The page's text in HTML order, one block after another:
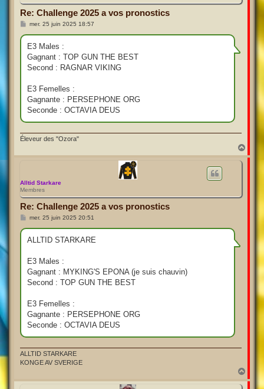
Re: Challenge 2025 a vos pronostics
M
s
s
g
e
mer. 25 juin 2025 18:57
E3 Males :
Gagnant : TOP GUN THE BEST
Second : RAGNAR VIKING
E3 Femelles :
Gagnante : PERSEPHONE ORG
Seconde : OCTAVIA DEUS
Éleveur des "Ozora"
a
Alltid Starkare
Membres
Re: Challenge 2025 a vos pronostics
M
s
e
mer. 25 juin 2025 20:51
ALLTID STARKARE
E3 Males :
Gagnant : MYKING'S EPONA (je suis chauvin)
Second : TOP GUN THE BEST
E3 Femelles :
Gagnante : PERSEPHONE ORG
Seconde : OCTAVIA DEUS
ALLTID STARKARE
KONGE AV SVERIGE
a